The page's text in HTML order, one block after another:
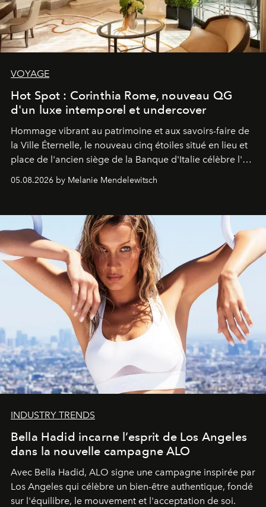
VOYAGE
Hot Spot : Corinthia Rome, nouveau QG
d'un luxe intemporel et undercover
Hommage vibrant au patrimoine et aux savoirs-faire de
la Ville Éternelle, le nouveau cinq étoiles situé en lieu et
place de l'ancien siège de la Banque d'Italie célèbre l'art
de vivre Romain dans toute son élégance intemporelle.
05.08.2026 by Melanie Mendelewitsch
INDUSTRY TRENDS
Bella Hadid incarne l’esprit de Los Angeles
dans la nouvelle campagne ALO
Avec Bella Hadid, ALO signe une campagne inspirée par
Los Angeles qui célèbre un bien-être authentique, fondé
sur l'équilibre, le mouvement et l'acceptation de soi.